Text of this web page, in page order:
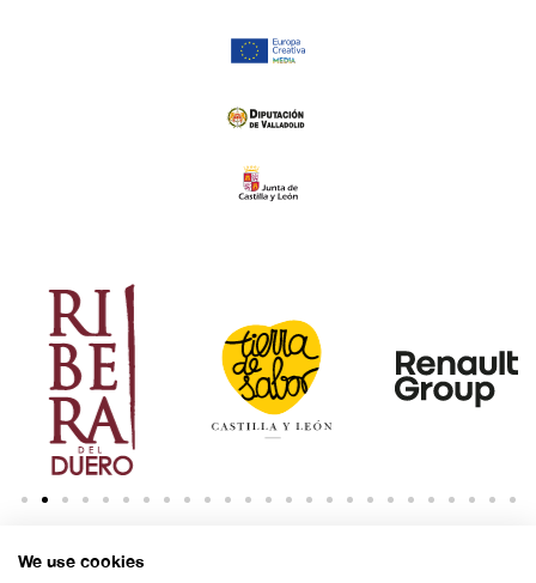
We use cookies